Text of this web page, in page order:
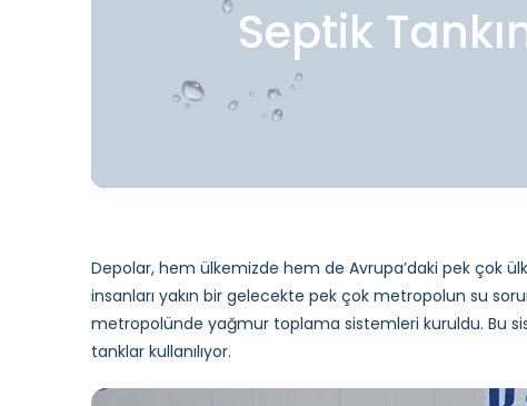
Septik
Depolar, hem ülkemizde hem de Avrupa’daki pek çok
insanları yakın bir gelecekte pek çok metropolun su
metropolünde yağmur toplama sistemleri kuruldu. Bu
tanklar kullanılıyor.